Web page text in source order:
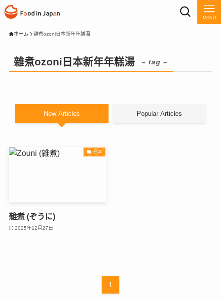
MENU
ホーム 雜煮ozoni日本新年年糕湯
雜煮ozoni日本新年年糕湯 – tag –
New Articles Popular Articles
日本
雜煮 (ぞうに)
2025年12月27日
1